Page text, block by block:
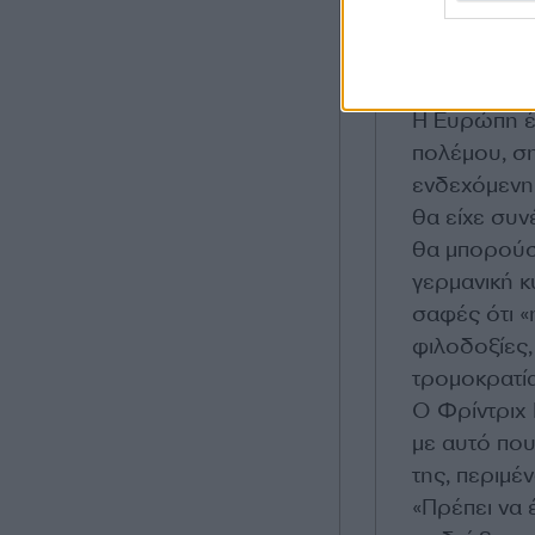
σε θέση να
Η Ευρώπη
πολέμου,
θα είχε
θα
γερμανική
σαφές ότι
Ο
με αυτό
της,
«Πρέπει να